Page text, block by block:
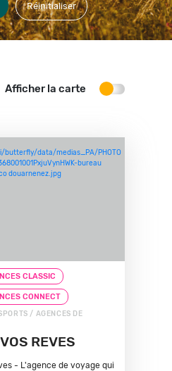
Réinitialiser
Afficher la carte
CLASSIC
CONNECT
/ AGENCES DE
REVES
- L'agence de voyage qui